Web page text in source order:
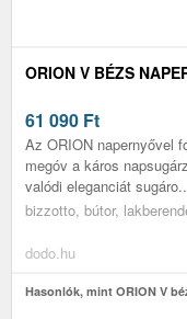
ORION V BÉZS
61 090 Ft
Az ORION napernyővel
megóv a káros
valódi eleganciát
bizzotto, bútor,
dodo.hu
Hasonlók, mint ORION V